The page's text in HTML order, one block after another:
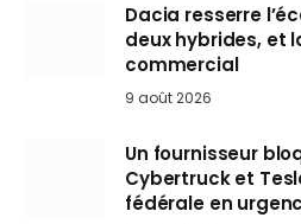
Dacia resserre
deux hybrides, et
commercial
9 août 2026
Un fournisseur
Cybertruck et
fédérale en